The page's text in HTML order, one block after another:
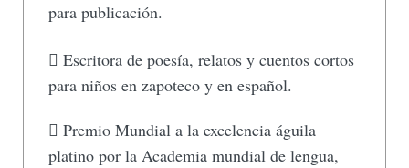
para publicación.
 Escritora de poesía, relatos y cuentos cortos
para niños en zapoteco y en español.
 Premio Mundial a la excelencia águila
platino por la Academia mundial de lengua,